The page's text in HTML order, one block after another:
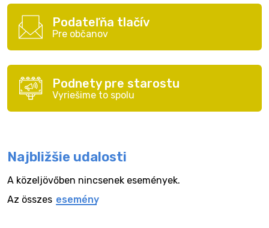
Podateľňa tlačív
Pre občanov
Podnety pre starostu
Vyriešime to spolu
Najbližšie udalosti
A közeljövőben nincsenek események.
Az összes esemény